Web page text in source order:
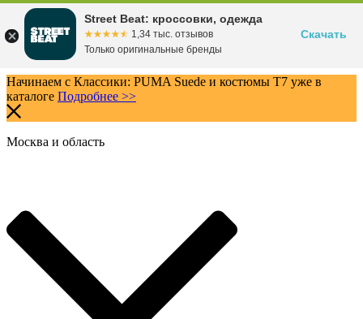
Начинаем с Классики: PUMA Suede и костюмы T7 уже в
каталоге Подробнее >>
Москва и область
Street Beat: кроссовки, одежда
☆☆☆☆☆
★★★★★ 1,34 тыс. отзывов
Только оригинальные бренды
Скачать